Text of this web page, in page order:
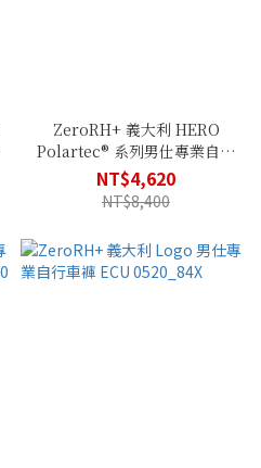
ZeroRH+ 義大利 HERO
Polartec® 系列男仕專業自行
車衣(黑/紅) ECU 0320_930
NT$4,620
NT$8,400